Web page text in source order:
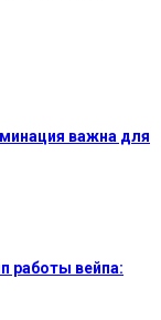
важна для
работы вейпа: